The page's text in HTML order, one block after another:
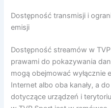
Dostępność transmisji i
emisji
Dostępność streamów w
prawami do pokazywania
mogą obejmować wyłącznie
Internet albo oba kanały, a
dotyczące urządzeń i